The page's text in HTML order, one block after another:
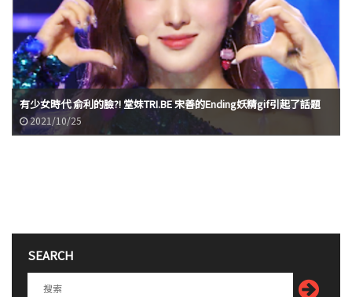
有少女時代 俞利的臉?! 堂妹TRI.BE 宋善的Ending妖精gif引起了話題
2021/10/25
SEARCH